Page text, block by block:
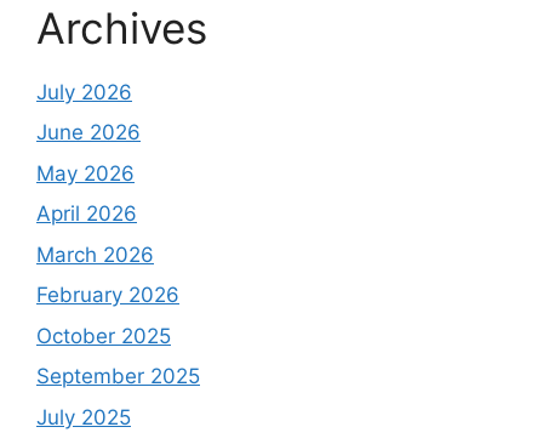
Archives
July 2026
June 2026
May 2026
April 2026
March 2026
February 2026
October 2025
September 2025
July 2025